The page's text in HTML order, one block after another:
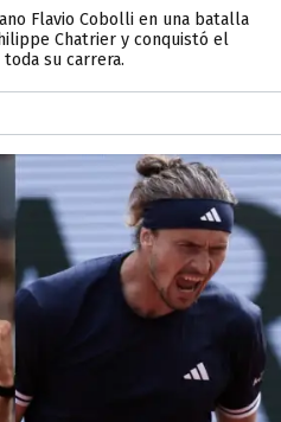
Flavio Cobolli en una batalla
Chatrier y conquistó el
su carrera.